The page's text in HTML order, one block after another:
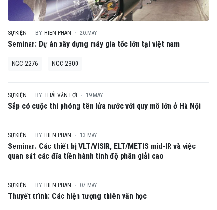
SỰ KIỆN BY HIEN PHAN 20.MAY
Seminar: Dự án xây dựng máy gia tốc lớn tại việt nam
NGC 2276 NGC 2300
SỰ KIỆN BY THÁI VĂN LỢI 19.MAY
Sắp có cuộc thi phóng tên lửa nước với quy mô lớn ở Hà Nội
SỰ KIỆN BY HIEN PHAN 13.MAY
Seminar: Các thiết bị VLT/VISIR, ELT/METIS mid-IR và việc
quan sát các đĩa tiền hành tinh độ phân giải cao
SỰ KIỆN BY HIEN PHAN 07.MAY
Thuyết trình: Các hiện tượng thiên văn học